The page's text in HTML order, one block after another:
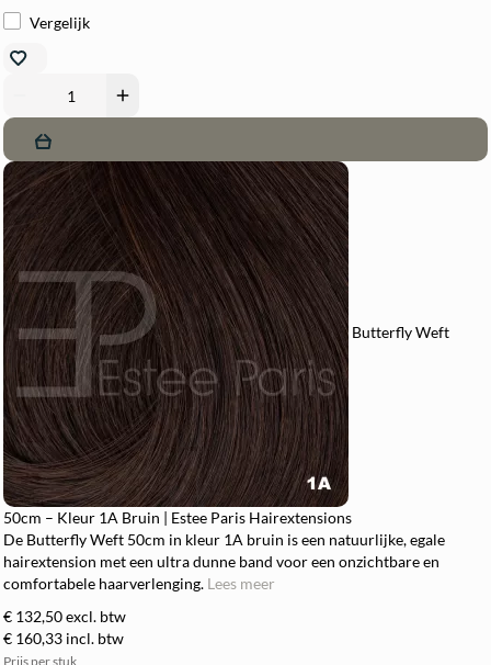
Vergelijk
add
Butterfly Weft
50cm – Kleur 1A Bruin | Estee Paris Hairextensions
De Butterfly Weft 50cm in kleur 1A bruin is een natuurlijke, egale
hairextension met een ultra dunne band voor een onzichtbare en
comfortabele haarverlenging. Lees meer
€ 132,50excl. btw
€ 160,33 incl. btw
Prijs per stuk